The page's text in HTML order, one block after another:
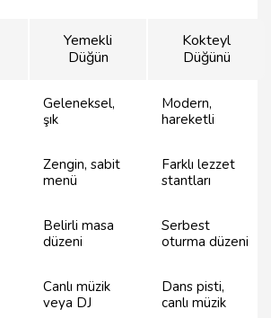
Yemekli
Düğün
Kokteyl
Düğünü
Geleneksel,
şık
Modern,
hareketli
Zengin, sabit
menü
Farklı lezzet
stantları
Belirli masa
düzeni
Serbest
oturma düzeni
Canlı müzik
veya DJ
Dans pisti,
canlı müzik